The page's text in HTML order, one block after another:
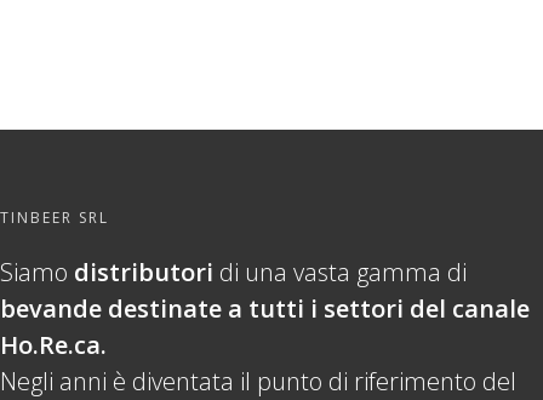
TINBEER SRL
Siamo distributori di una vasta gamma di
bevande destinate a tutti i settori del canale
Ho.Re.ca.
Negli anni è diventata il punto di riferimento del